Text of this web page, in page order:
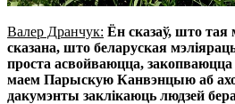
Валер Дранчук: Ён сказаў, што тая
сказана, што беларуская
проста асвойваюцца,
маем Парыскую Канвэнцыю аб
дакумэнты заклікаюць людзей